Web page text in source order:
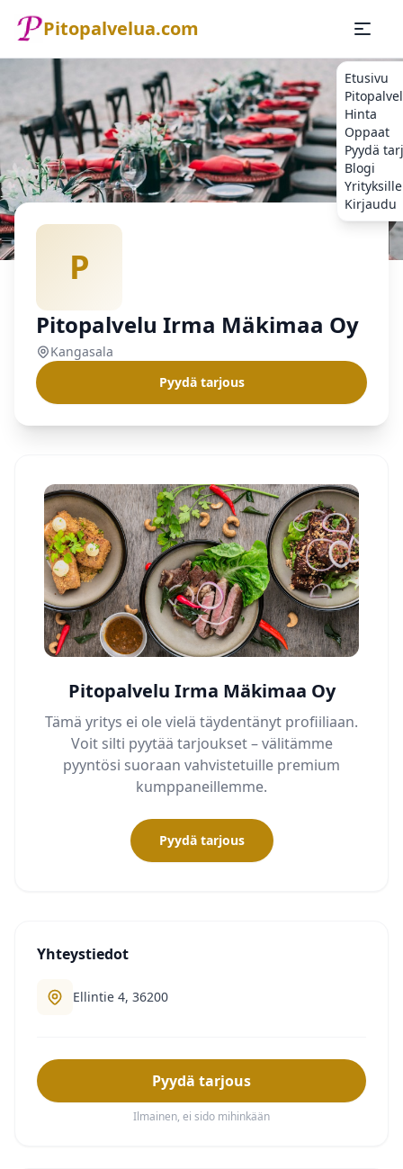
Pitopalvelua.com
Etusivu
Hinta
Oppaat
Pyydä
Blogi
Yrityksille
Kirjaudu
Etusivu
Pitopalvelu Pitopalvelu Irma
P
Pitopalvelu Irma Mäkimaa Oy
Kangasala
Pyydä tarjous
Pitopalvelu Irma Mäkimaa Oy
Tämä yritys ei ole vielä täydentänyt profiiliaan.
Voit silti pyytää tarjoukset – välitämme
pyyntösi suoraan vahvistetuille premium
kumppaneillemme.
Pyydä tarjous
Yhteystiedot
Ellintie 4, 36200
Pyydä tarjous
Ilmainen, ei sido mihinkään